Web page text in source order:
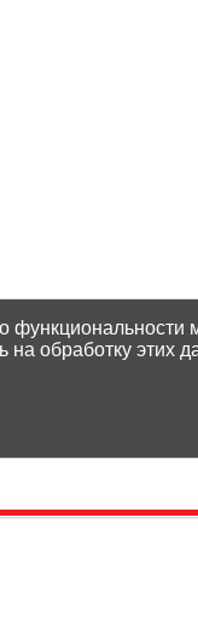
обработку этих